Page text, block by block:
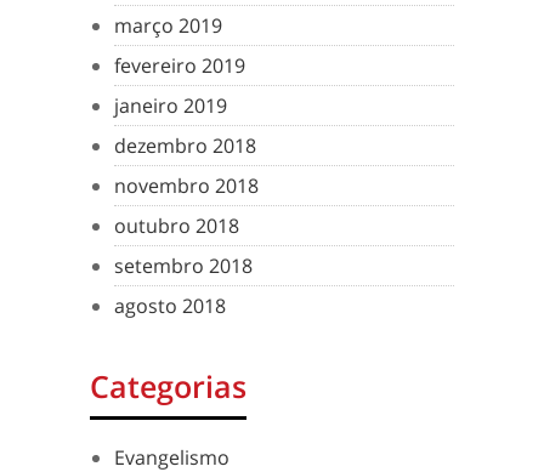
março 2019
fevereiro 2019
janeiro 2019
dezembro 2018
novembro 2018
outubro 2018
setembro 2018
agosto 2018
Categorias
Evangelismo